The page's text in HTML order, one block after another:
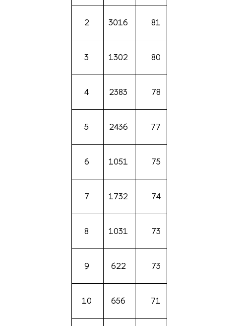
2 3016 81
3 1302 80
4 2383 78
5 2436 77
6 1051 75
7 1732 74
8 1031 73
9 622 73
10 656 71